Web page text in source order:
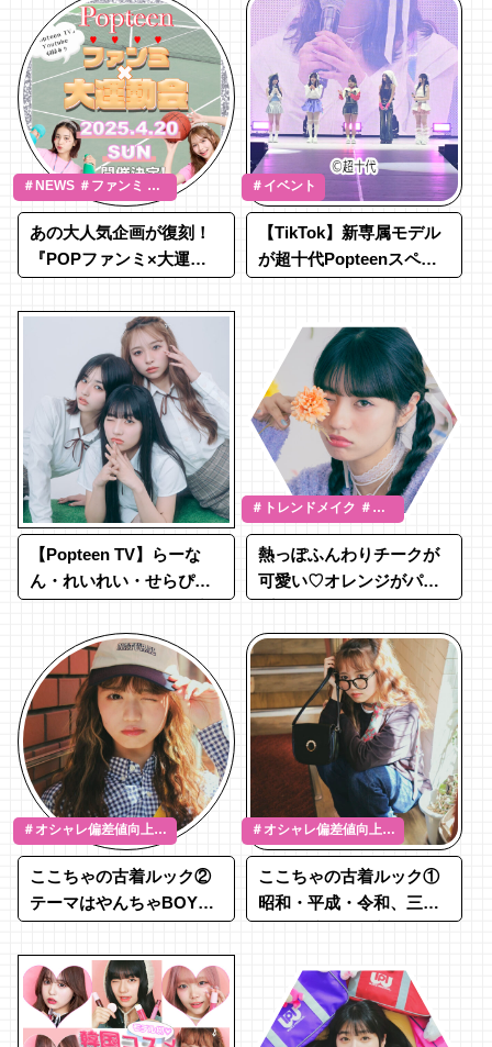
＃NEWS ＃ファンミ ＃
Popteen運動会
あの大人気企画が復刻！
『POPファンミ×大運動
＃イベント
【TikTok】新専属モデル
が超十代Popteenスペシ
【Popteen TV】らーな
ん・れいれい・せらぴー
＃トレンドメイク ＃ジ
ューシーメイク ＃あか
抜け
熱っぽふんわりチークが
可愛い♡オレンジがパー
＃オシャレ偏差値向上
＃サブカル ＃阿部ここ
はここちゃの古着ルック②
テーマはやんちゃBOY！
ーデ
＃オシャレ偏差値向上
＃サブカル ＃平成リバ
イバル ＃阿部ここは
ここちゃの古着ルック①
昭和・平成・令和、三世